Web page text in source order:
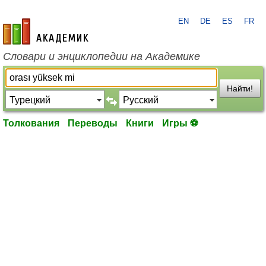
academic.ru
EN DE ES FR
Словари и энциклопедии на Академике
Найти!
Толкования Переводы Книги Игры ⚽